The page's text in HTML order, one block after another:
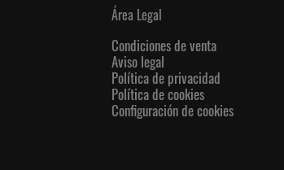
Área Legal
Condiciones de venta
Aviso legal
Política de privacidad
Política de cookies
Configuración de cookies